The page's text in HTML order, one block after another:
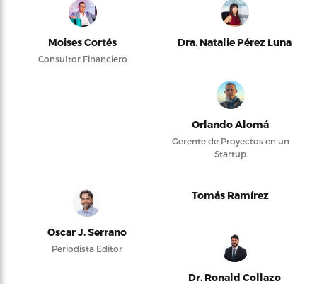
Moises Cortés
Consultor Financiero
Dra. Natalie Pérez Luna
Orlando Alomá
Gerente de Proyectos en un
Startup
Oscar J. Serrano
Periodista Editor
Tomás Ramírez
Dr. Ronald Collazo